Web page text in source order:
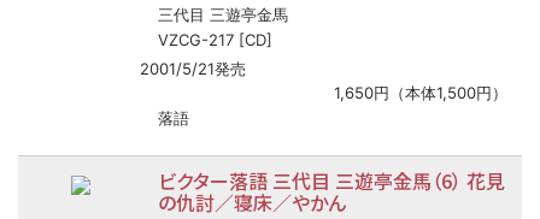
三代目 三遊亭金馬
VZCG-217 [CD]
2001/5/21発売
1,650円（本体1,500円）
落語
ビクター落語 三代目 三遊亭金馬（6） 花見
の仇討／寝床／やかん